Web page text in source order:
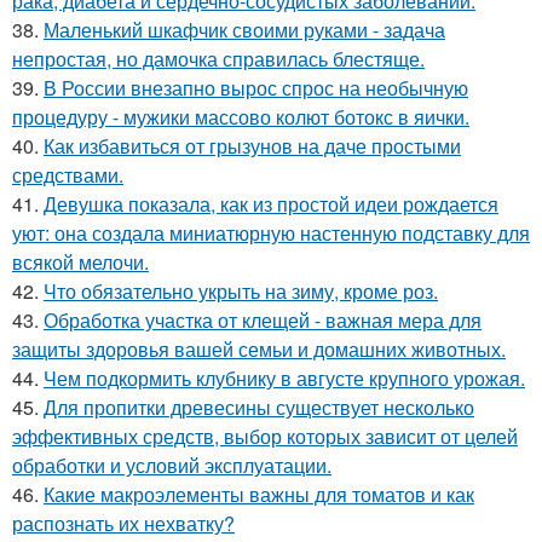
38. Маленький шкафчик своими руками - задача
непростая, но дамочка справилась блестяще.
39. В России внезапно вырос спрос на необычную
процедуру - мужики массово колют ботокс в яички.
40. Как избавиться от грызунов на даче простыми
средствами.
41. Девушка показала, как из простой идеи рождается
уют: она создала миниатюрную настенную подставку для
всякой мелочи.
42. Что обязательно укрыть на зиму, кроме роз.
43. Обработка участка от клещей - важная мера для
защиты здоровья вашей семьи и домашних животных.
44. Чем подкормить клубнику в августе крупного урожая.
45. Для пропитки древесины существует несколько
эффективных средств, выбор которых зависит от целей
обработки и условий эксплуатации.
46. Какие макроэлементы важны для томатов и как
распознать их нехватку?